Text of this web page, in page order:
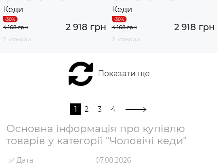
Кеди
2 918 грн
4 168 грн
2 кольори
Кеди
2 918 грн
4 168 грн
2 кольори
Показати ще
1 2 3 4
Основна інформація про купівлю
товарів у категорії "Чоловічі кеди"
✅ Дата
07.08.2026